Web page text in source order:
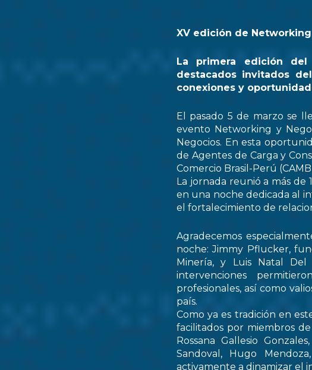
XV edición de
La primera edición
destacados invitados
conexiones y
El pasado 5 de marzo se
evento Networking y
Negocios. En esta
de Agentes de Carga y
Comercio Brasil-Perú
La jornada reunió a más de
en una noche dedicada al
el fortalecimiento de
Agradecemos
noche: Jimmy Pflucker,
Minería, y Luis Natal Del
intervenciones
profesionales, así como
país.
Como ya es tradición en
facilitados por miembros
Rossana Gallesio
Sandoval, Hugo
activamente a dinamizar el